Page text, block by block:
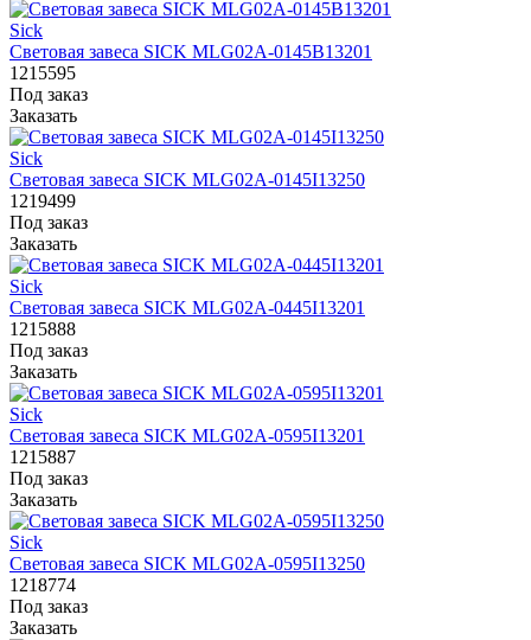
Sick
Световая завеса SICK MLG02A-0145B13201
1215595
Под заказ
Заказать
Sick
Световая завеса SICK MLG02A-0145I13250
1219499
Под заказ
Заказать
Sick
Световая завеса SICK MLG02A-0445I13201
1215888
Под заказ
Заказать
Sick
Световая завеса SICK MLG02A-0595I13201
1215887
Под заказ
Заказать
Sick
Световая завеса SICK MLG02A-0595I13250
1218774
Под заказ
Заказать